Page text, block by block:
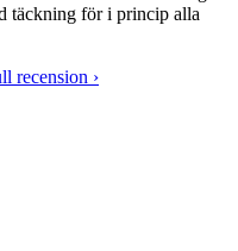
täckning för i princip alla
recension ›